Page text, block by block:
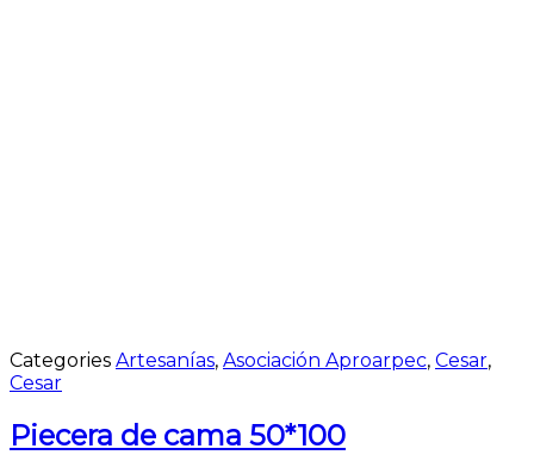
Categories Artesanías, Asociación Aproarpec, Cesar,
Cesar
Piecera de cama 50*100